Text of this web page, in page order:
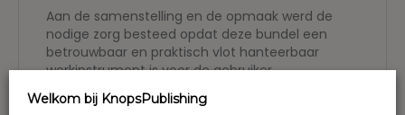
Aan de samenstelling en de opmaak werd de
nodige zorg besteed opdat deze bundel een
betrouwbaar en praktisch vlot hanteerbaar
werkinstrument is voor de gebruiker.
Eric Van Doorenis raadsheer in het Hof van
Welkom bij KnopsPublishing